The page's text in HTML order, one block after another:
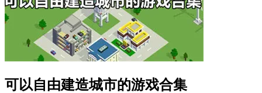
可以自由建造城市的游戏合集